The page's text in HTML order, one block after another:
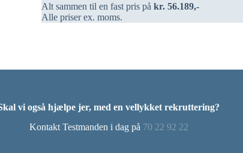
Alt sammen til en fast pris på kr. 56.189,-
Alle priser ex. moms.
vi også hjælpe jer, med en vellykket rekruttering?
Kontakt Testmanden i dag på 70 22 92 22